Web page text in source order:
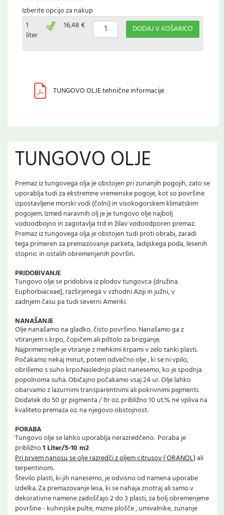
Izberite opcijo za nakup
1
liter
16,48 € DODAJ V KOŠARICO
TUNGOVO OLJE tehnične informacije
TUNGOVO OLJE
Premaz iz tungovega olja je obstojen pri zunanjih pogojih, zato se
uporablja tudi za ekstremne vremenske pogoje, kot so površine
izpostavljene morski vodi (čolni) in visokogorskem klimatskim
pogojem. Izmed naravnih olj je je tungovo olje najbolj
vodoodbojno in zagotavlja trd in žilav vodoodporen premaz.
Premaz iz tungovega olja je obstojen tudi proti obrabi, zaradi
tega primeren za premazovanje parketa, ladijskega poda, lesenih
stopnic in ostalih obremenjenih površin.
PRIDOBIVANJE
Tungovo olje se pridobiva iz plodov tungovca (družina
Euphorbiaceae), razširjenega v vzhodni Aziji in južni, v
zadnjem času pa tudi severni Ameriki.
NANAŠANJE
Olje nanašamo na gladko, čisto površino. Nanašamo ga z
vtiranjem s krpo, čopičem ali pištolo za brizganje.
Najprimernejše je vtiranje z mehkimi krpami v zelo tanki plasti.
Počakamo nekaj minut, potem odvečno olje , ki se ni vpilo,
obrišemo s suho krpo.Naslednjo plast nanesemo, ko je spodnja
popolnoma suha. Običajno počakamo vsaj 24 ur. Olje lahko
obarvamo z lazurnimi transparentnimi ali pokrivnimi pigmenti.
Dodatek do 50 gr pigmenta / ltr oz. približno 10 ut.% ne vpliva na
kvaliteto premaza oz. na njegovo obstojnost.
PORABA
Tungovo olje se lahko uporablja nerazredčeno. Poraba je
približno1 Liter/5-10 m2
Pri prvem nanosu se olje razredči z oljem citrusov ( ORANOL)ali
terpentinom.
Število plasti, ki jih nanesemo, je odvisno od namena uporabe
izdelka. Za premazovanje lesa, ki se nahaja znotraj ali samo v
dekorativne namene zadoščajo 2 do 3 plasti, za bolj obremenjene
površine - kuhinjske pulte, mizne plošče , umivalnike, zunanje